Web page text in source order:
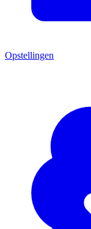
Opstellingen